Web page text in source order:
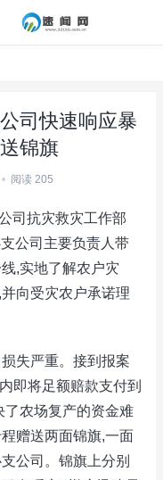
司快速响应暴
锦旗
• 阅读 205
司抗灾救灾工作部
公司主要负责人带
,实地了解农户灾
向受灾农户承诺理
失严重。接到报案
即将足额赔款支付到
了农场复产的资金难
赠送两面锦旗,一面
公司。锦旗上分别